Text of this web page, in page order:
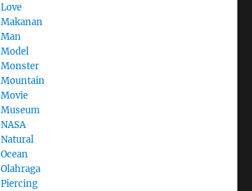
Love
Makanan
Man
Model
Monster
Mountain
Movie
Museum
NASA
Natural
Ocean
Olahraga
Piercing